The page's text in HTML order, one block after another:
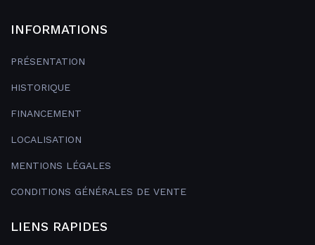
INFORMATIONS
PRÉSENTATION
HISTORIQUE
FINANCEMENT
LOCALISATION
MENTIONS LÉGALES
CONDITIONS GÉNÉRALES DE VENTE
LIENS RAPIDES